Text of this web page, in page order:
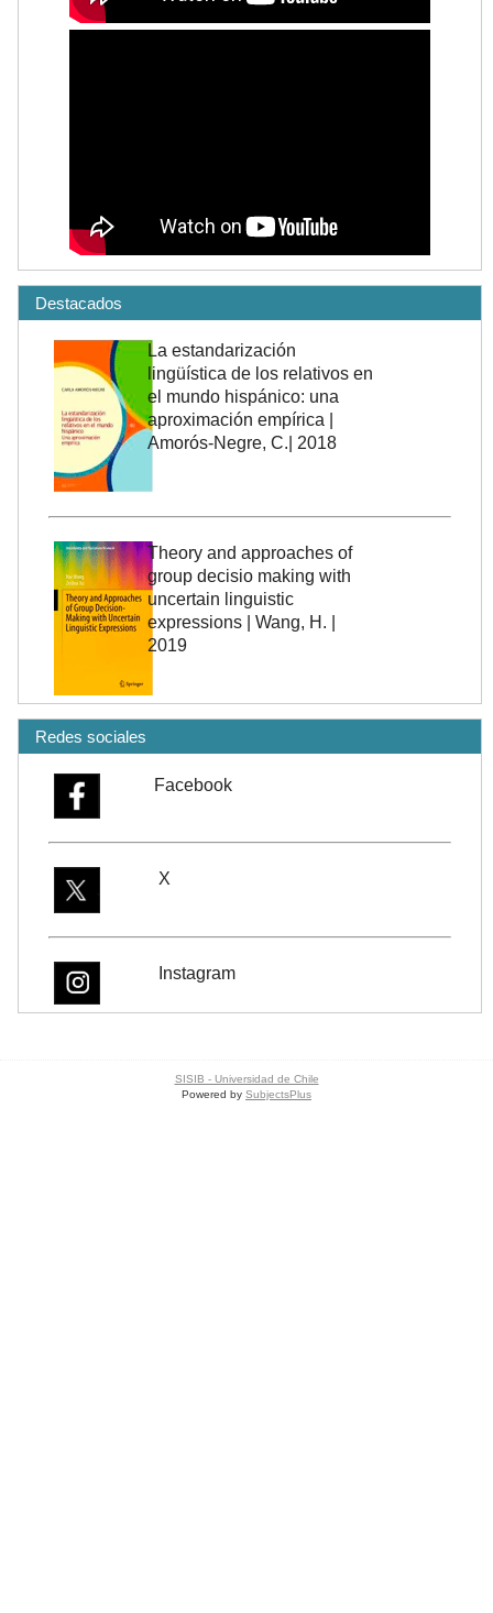
Destacados
La estandarización
lingüística de los relativos en
el mundo hispánico: una
aproximación empírica |
Amorós-Negre, C.| 2018
Theory and approaches of
group decisio making with
uncertain linguistic
expressions | Wang, H. |
2019
Redes sociales
Facebook
X
Instagram
SISIB - Universidad de Chile
Powered by SubjectsPlus